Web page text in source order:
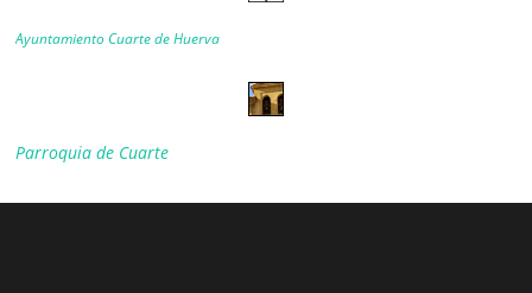
Ayuntamiento Cuarte de Huerva
Parroquia de Cuarte